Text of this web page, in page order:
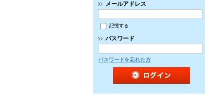
メールアドレス
記憶する
パスワード
パスワードを忘れた方